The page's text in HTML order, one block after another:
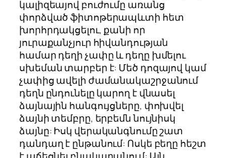
կալիզեայով բուժումը առանց
փորձված ֆիտոթերապևտի հետ
խորհրդակցելու, քանի որ
յուրաքանչյուր հիվանդության
համար դեղի չափը և դեղը խմելու
սխեման տարբեր է: Մեծ դոզայով կամ
չափից ավելի ժամանակաշրջանում
դեղն ընդունելը կարող է վնասել
ձայնային հանգույցները, փոխվել
ձայնի տեմբրը, երբեմն նույնիսկ
ձայնը: Իսկ վերականգնումը շատ
դանդաղ է ընթանում: Ոսկե բեղը հեշտ